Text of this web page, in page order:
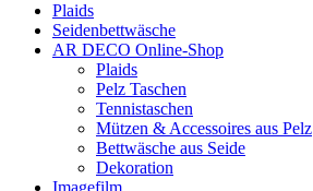
Plaids
Seidenbettwäsche
AR DECO Online-Shop
Plaids
Pelz Taschen
Tennistaschen
Mützen & Accessoires aus Pelz
Bettwäsche aus Seide
Dekoration
Imagefilm